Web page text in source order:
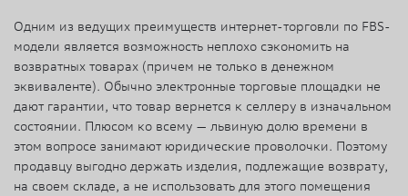
Одним из ведущих преимуществ интернет-торговли по FBS-
модели является возможность неплохо сэкономить на
возвратных товарах (причем не только в денежном
эквиваленте). Обычно электронные торговые площадки не
дают гарантии, что товар вернется к селлеру в изначальном
состоянии. Плюсом ко всему — львиную долю времени в
этом вопросе занимают юридические проволочки. Поэтому
продавцу выгодно держать изделия, подлежащие возврату,
на своем складе, а не использовать для этого помещения